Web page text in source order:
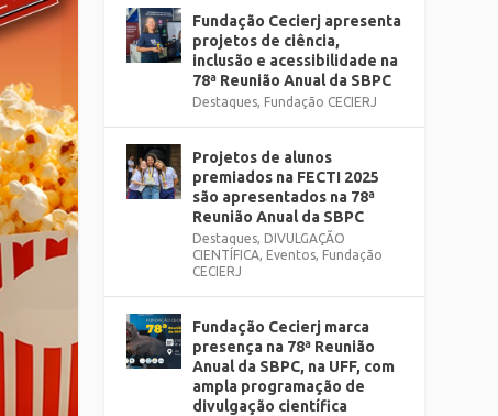
Fundação Cecierj apresenta
projetos de ciência,
inclusão e acessibilidade na
78ª Reunião Anual da SBPC
Destaques, Fundação CECIERJ
Projetos de alunos
premiados na FECTI 2025
são apresentados na 78ª
Reunião Anual da SBPC
Destaques, DIVULGAÇÃO
CIENTÍFICA, Eventos, Fundação
CECIERJ
Fundação Cecierj marca
presença na 78ª Reunião
Anual da SBPC, na UFF, com
ampla programação de
divulgação científica